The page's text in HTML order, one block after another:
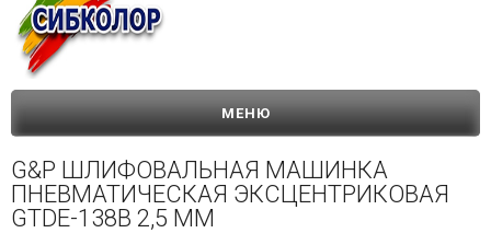
МЕНЮ
G&P ШЛИФОВАЛЬНАЯ МАШИНКА
ПНЕВМАТИЧЕСКАЯ ЭКСЦЕНТРИКОВАЯ
GTDE-138B 2,5 ММ